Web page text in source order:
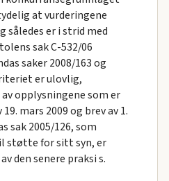
at vurderingene
således er i strid med
sak C-532/06
saker 2008/163 og
er ulovlig,
opplysningene som er
mars 2009 og brev av 1.
sak 2005/126, som
støtte for sitt syn, er
den senere praksi s.